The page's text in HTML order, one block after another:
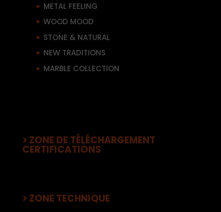
METAL FEELING
WOOD MOOD
STONE & NATURAL
NEW TRADITIONS
MARBLE COLLECTION
> ZONE DE TÉLÉCHARGEMENT
CERTIFICATIONS
> ZONE TECHNIQUE